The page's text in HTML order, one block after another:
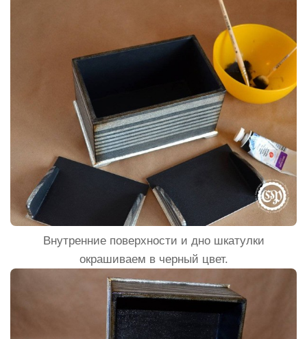
Внутренние поверхности и дно шкатулки
окрашиваем в черный цвет.